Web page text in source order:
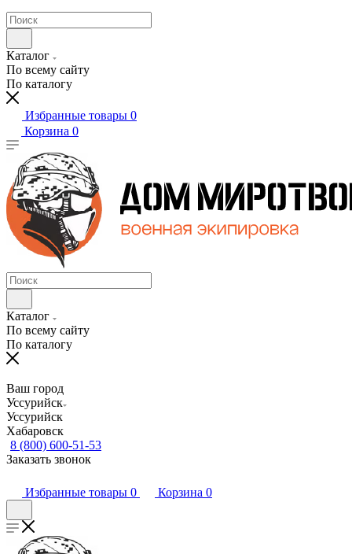
Каталог
По всему сайту
По каталогу
Избранные товары 0
Корзина 0
Каталог
По всему сайту
По каталогу
Ваш город
Уссурийск
Уссурийск
Хабаровск
8 (800) 600-51-53
Заказать звонок
Избранные товары 0 Корзина 0